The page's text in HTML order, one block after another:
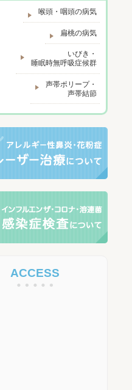
喉頭・咽頭の病気
扁桃の病気
いびき・
睡眠時無呼吸症候群
声帯ポリープ・
声帯結節
ACCESS